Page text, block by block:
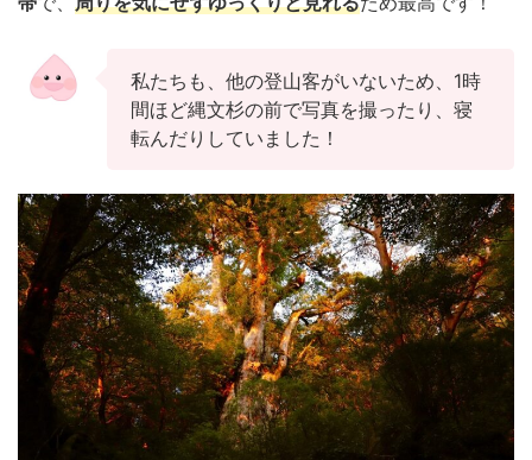
私たちも、他の登山客がいないため、1時
間ほど縄文杉の前で写真を撮ったり、寝
転んだりしていました！